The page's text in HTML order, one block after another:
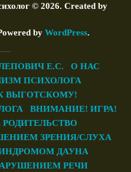
© 2026. Created by
by WordPress.
Е.С.
О НАС
ПСИХОЛОГА
ВЫГОТСКОМУ!
ВНИМАНИЕ! ИГРА!
ЗРЕНИЯ/СЛУХА
ДАУНА
РЕЧИ